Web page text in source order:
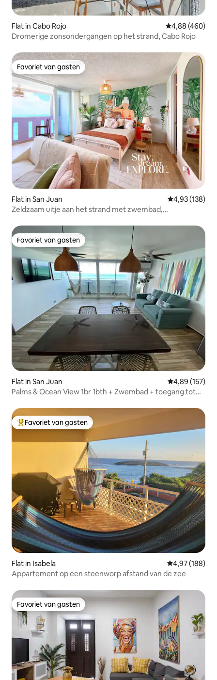
Flat in Cabo Rojo Gemiddelde
4,88 (460)
Dromerige zonsondergangen op het strand, Cabo Rojo
Favoriet van gasten
Favoriet van gasten
Flat in San Juan Gemiddelde
4,93 (138)
Zeldzaam uitje aan het strand met zwembad,
Favoriet van gasten
Favoriet van gasten
Flat in San Juan Gemiddelde
4,89 (157)
Palms & Ocean View 1br 1bth + Zwembad + toegang tot
Topfavoriet van gasten
Favoriet van gasten
Flat in Isabela Gemiddelde
4,97 (188)
Appartement op een steenworp afstand van de zee
Favoriet van gasten
Favoriet van gasten